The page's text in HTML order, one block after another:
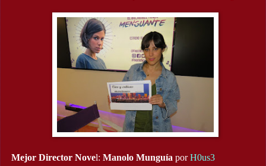
Mejor Director Novel: Manolo Munguía porH0us3